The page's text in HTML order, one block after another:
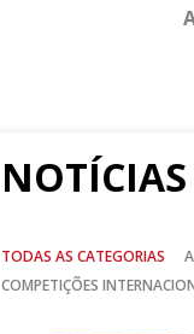
NOTÍCIAS
TODAS AS CATEGORIAS
COMPETIÇÕES